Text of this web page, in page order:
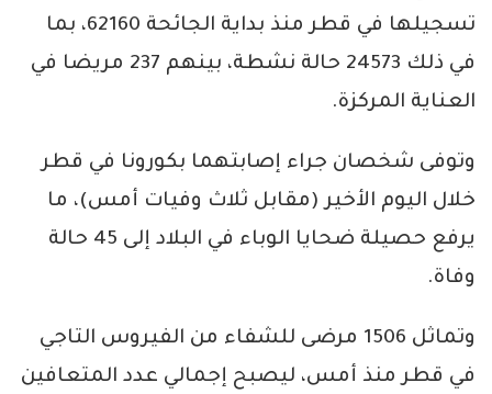
تسجيلها في قطر منذ بداية الجائحة 62160، بما
في ذلك 24573 حالة نشطة، بينهم 237 مريضا في
العناية المركزة.
وتوفى شخصان جراء إصابتهما بكورونا في قطر
خلال اليوم الأخير (مقابل ثلاث وفيات أمس)، ما
يرفع حصيلة ضحايا الوباء في البلاد إلى 45 حالة
وفاة.
وتماثل 1506 مرضى للشفاء من الفيروس التاجي
في قطر منذ أمس، ليصبح إجمالي عدد المتعافين